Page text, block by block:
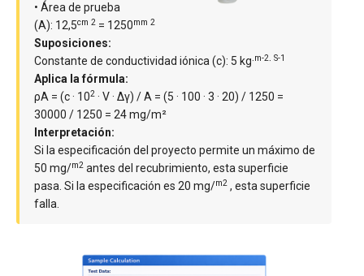
• Área de prueba
(A): 12,5cm 2 = 1250mm 2
Suposiciones:
Constante de conductividad iónica (c): 5 kg·m-2· S-1
Aplica la fórmula:
ρA = (c · 102 · V · Δγ) / A = (5 · 100 · 3 · 20) / 1250 =
30000 / 1250 = 24 mg/m²
Interpretación:
Si la especificación del proyecto permite un máximo de
50 mg/m2 antes del recubrimiento, esta superficie
pasa. Si la especificación es 20 mg/m2 , esta superficie
falla.